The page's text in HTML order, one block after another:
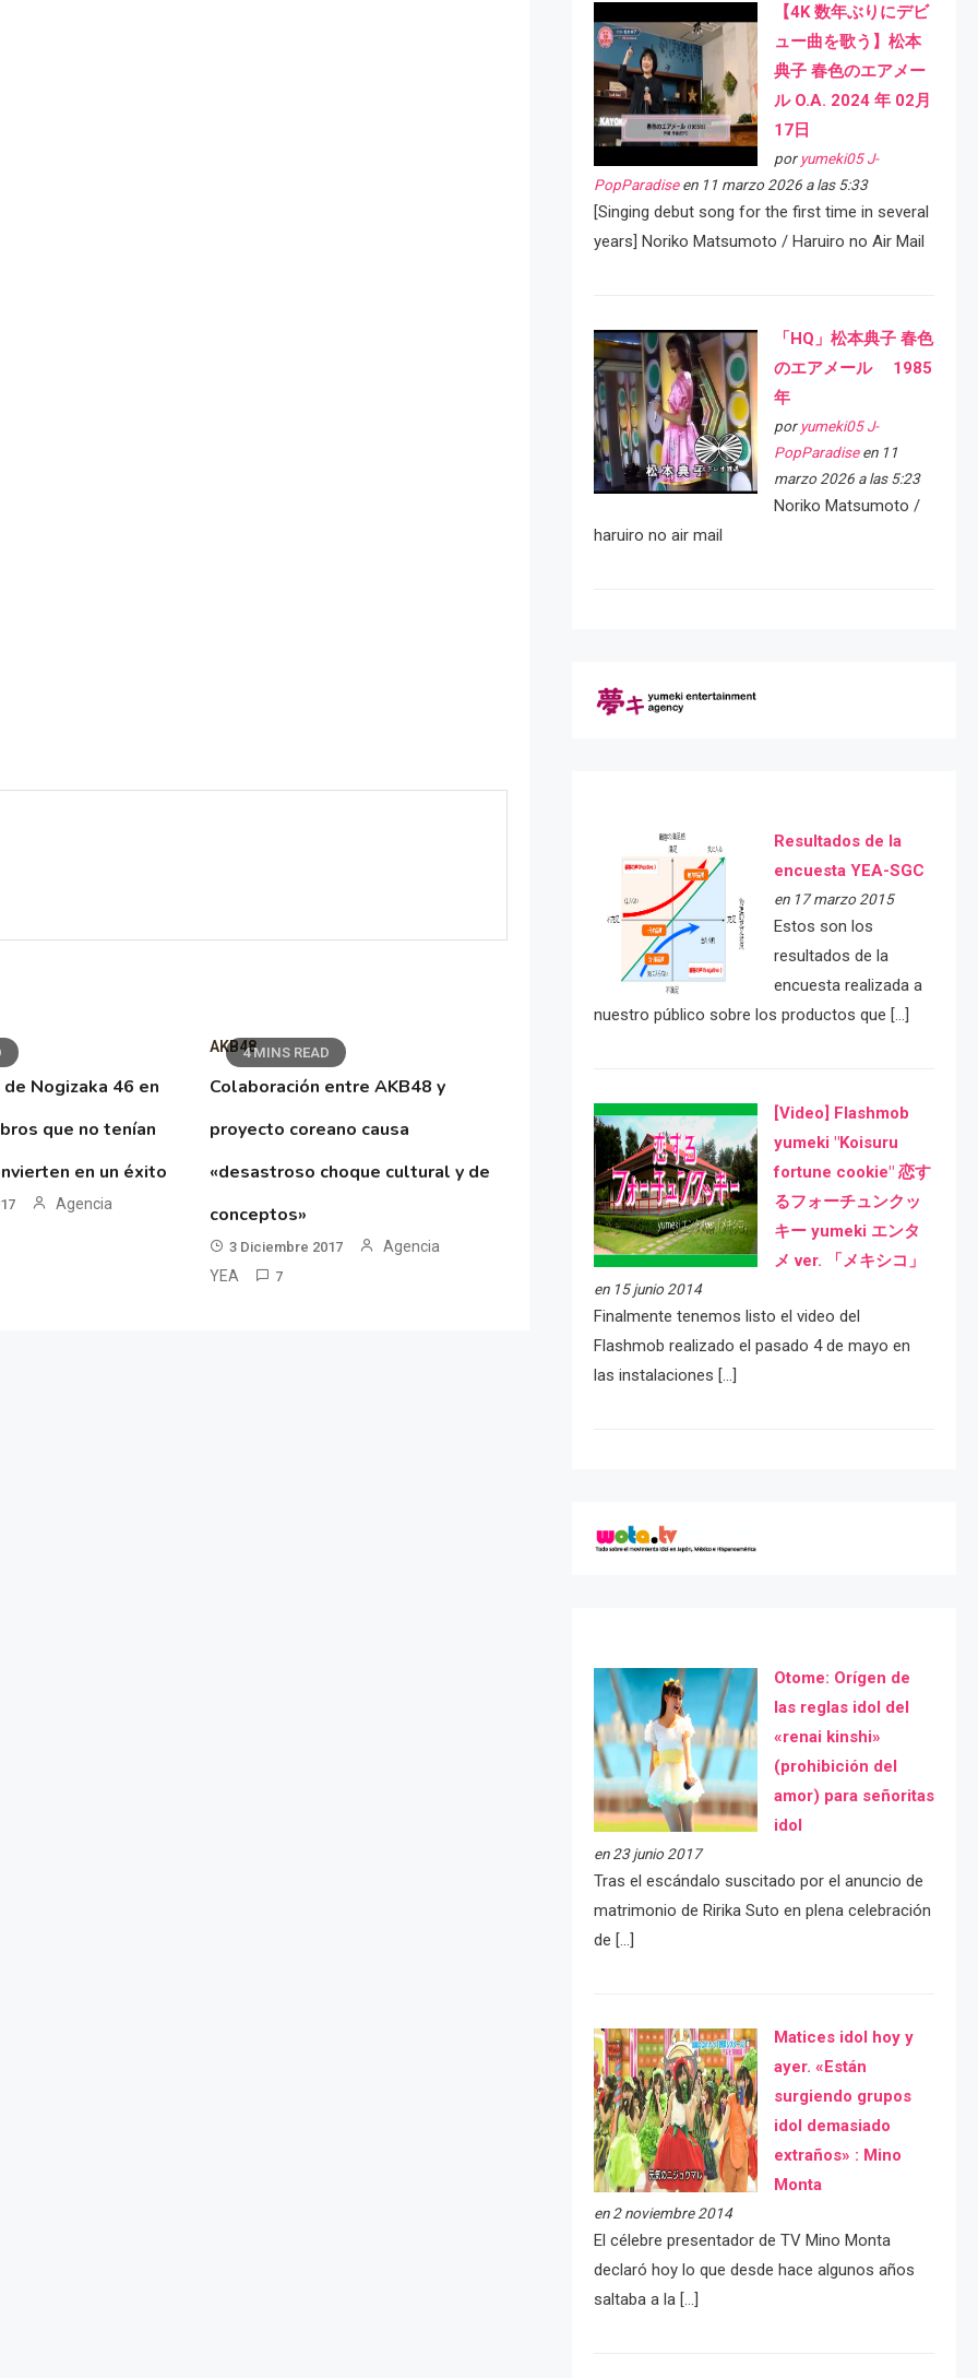
Nogizaka 46 en
que no tenían
en un éxito
Agencia
4 MINS READ
AKB48
Colaboración entre AKB48 y
proyecto coreano causa
«desastroso choque cultural y de
conceptos»
3 Diciembre 2017
Agencia
YEA
7
【4K 数年ぶりにデビ
ュー曲を歌う】松本
典子 春色のエアメー
ル O.A. 2024 年 02月
17日
por yumeki05 J-
PopParadiseen 11 marzo 2026 a las 5:33
[Singing debut song for the first time in several
years] Noriko Matsumoto / Haruiro no Air Mail
「HQ」松本典子 春色
のエアメール 1985
年
por yumeki05 J-
PopParadiseen 11
marzo 2026 a las 5:23
Noriko Matsumoto /
haruiro no air mail
Resultados de la
encuesta YEA-SGC
en 17 marzo 2015
Estos son los
resultados de la
encuesta realizada a
nuestro público sobre los productos que […]
[Video] Flashmob
yumeki "Koisuru
fortune cookie" 恋す
るフォーチュンクッ
キー yumeki エンタ
メ ver. 「メキシコ」
en 15 junio 2014
Finalmente tenemos listo el video del
Flashmob realizado el pasado 4 de mayo en
las instalaciones […]
Otome: Orígen de
las reglas idol del
«renai kinshi»
(prohibición del
amor) para señoritas
idol
en 23 junio 2017
Tras el escándalo suscitado por el anuncio de
matrimonio de Ririka Suto en plena celebración
de […]
Matices idol hoy y
ayer. «Están
surgiendo grupos
idol demasiado
extraños» : Mino
Monta
en 2 noviembre 2014
El célebre presentador de TV Mino Monta
declaró hoy lo que desde hace algunos años
saltaba a la […]